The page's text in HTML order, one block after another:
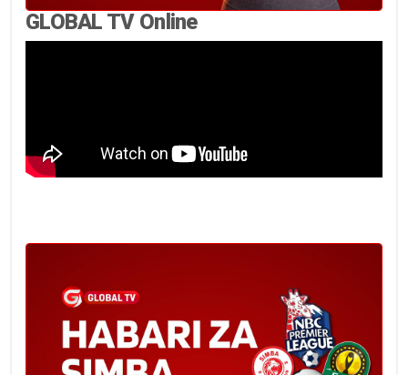
GLOBAL TV Online